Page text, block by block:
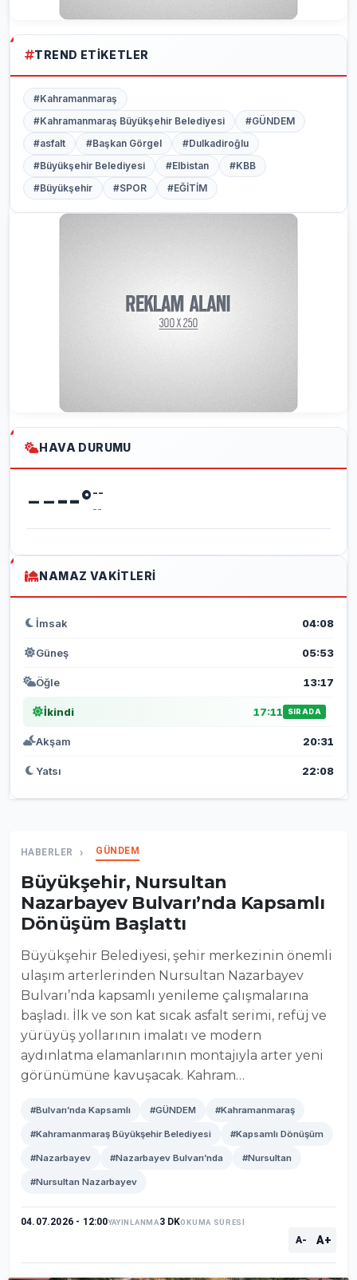
TREND ETIKETLER
#Kahramanmaraş
#Kahramanmaraş Büyükşehir Belediyesi
#GÜNDEM
#asfalt
#Başkan Görgel
#Dulkadiroğlu
#Büyükşehir Belediyesi
#Elbistan
#KBB
#Büyükşehir
#SPOR #EĞİTİM
HAVA DURUMU
----°--
--
NAMAZ VAKITLERI
İmsak 04:08
Güneş 05:53
Öğle 13:17
İkindi 17:11 SIRADA
Akşam 20:31
Yatsı 22:08
HABERLER GÜNDEM
Büyükşehir, Nursultan
Nazarbayev Bulvarı’nda Kapsamlı
Dönüşüm Başlattı
Büyükşehir Belediyesi, şehir merkezinin önemli
ulaşım arterlerinden Nursultan Nazarbayev
Bulvarı’nda kapsamlı yenileme çalışmalarına
başladı. İlk ve son kat sıcak asfalt serimi, refüj ve
yürüyüş yollarının imalatı ve modern
aydınlatma elamanlarının montajıyla arter yeni
görünümüne kavuşacak. Kahram…
#Bulvarı’nda Kapsamlı #GÜNDEM #Kahramanmaraş
#Kahramanmaraş Büyükşehir Belediyesi #Kapsamlı Dönüşüm
#Nazarbayev #Nazarbayev Bulvarı’nda #Nursultan
#Nursultan Nazarbayev
04.07.2026 - 12:00YAYINLANMA3 DKOKUMA SÜRESİ
A- A+